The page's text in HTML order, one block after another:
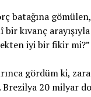
batağına
kıvanç
iyi bir fikir mi?”
gördüm ki,
Brezilya 20 milyar